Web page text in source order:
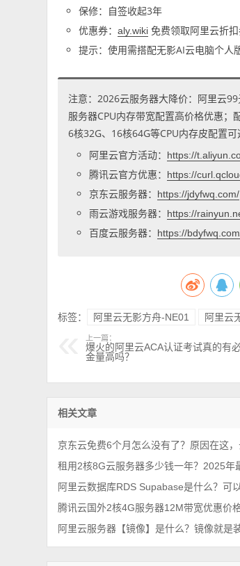
保修：自签收起3年
优惠券：aly.wiki 免费领取阿里云折
提示：使用需搭配无影AI云电脑个人
注意：2026云服务器大降价：阿里云
服务器CPU内存带宽配置高价格优惠
6核32G、16核64G等CPU内存皮配置可
阿里云官方活动：
https://
腾讯云官方优惠： https://
京东云服务器： https://jdyfwq.com/
雨云游戏服务器： https://
百度云服务器： https://
标签： 阿里云无影方舟-NE01 阿里云
上一篇：
爆火的阿里云ACA认证考试真的有
金量高吗？
相关文章
租用2核8G云服务器多少钱一年？2025年
腾讯云国外2核4G服务器12M带宽优惠价